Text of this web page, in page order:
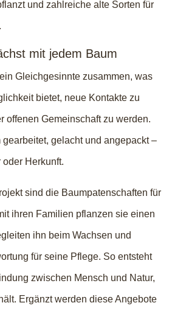
und zahlreiche alte Sorten für
mit jedem Baum
Gleichgesinnte zusammen, was
bietet, neue Kontakte zu
offenen Gemeinschaft zu werden.
gelacht und angepackt –
Herkunft.
sind die Baumpatenschaften für
ihren Familien pflanzen sie einen
ihn beim Wachsen und
für seine Pflege. So entsteht
zwischen Mensch und Natur,
Ergänzt werden diese Angebote